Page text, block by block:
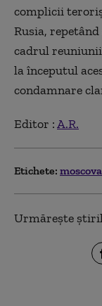
complicii
Rusia,
cadrul
la începutul
condamnare
Editor :A.R.
Etichete: moscova
Urmărește